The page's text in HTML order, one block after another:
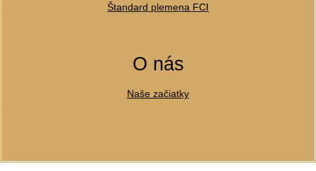
Štandard plemena FCI
O nás
Naše začiatky